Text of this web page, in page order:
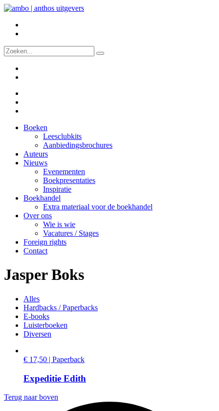
Boeken
Leesclubkits
Aanbiedingsbrochures
Auteurs
Nieuws
Evenementen
Boekpresentaties
Inspiratie
Boekhandel
Extra materiaal voor de boekhandel
Over ons
Wie is wie
Vacatures / Stages
Foreign rights
Contact
Jasper Boks
Alles
Hardbacks / Paperbacks
E-books
Luisterboeken
Diversen
€ 17,50 | Paperback
Expeditie Edith
Terug naar boven